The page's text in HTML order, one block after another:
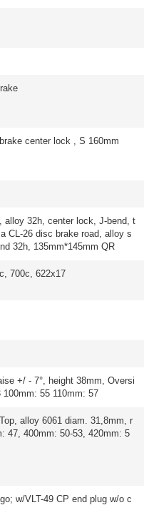
center lock , S 160mm
alloy 32h, center lock, J-bend, t
CL-26 disc brake road, alloy s
32h, 135mm*145mm QR
700c, 622x17
+/ - 7°, height 38mm, Oversi
55 110mm: 57
alloy 6061 diam. 31,8mm, r
47, 400mm: 50-53, 420mm: 5
w/VLT-49 CP end plug w/o c